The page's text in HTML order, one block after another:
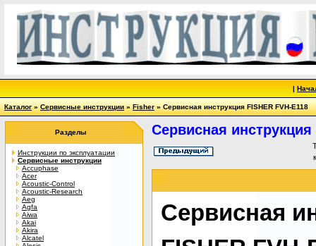
|
Каталог»Сервисные инструкции»Fisher» Сервисная инструкция FISHER FVH-E118
Разделы
Инструкции по эксплуатации
Сервисные инструкции
Accuphase
Acer
Acoustic-Control
Acoustic-Research
Aeg
Agfa
Aiwa
Akai
Akira
Alcatel
Сервисная инструкция
Сервисная